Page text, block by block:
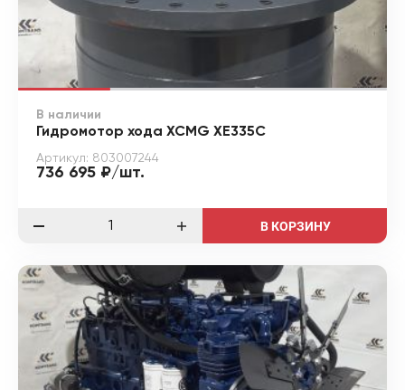
В наличии
Гидромотор хода XCMG XE335C
Артикул: 803007244
736 695 ₽/шт.
В КОРЗИНУ